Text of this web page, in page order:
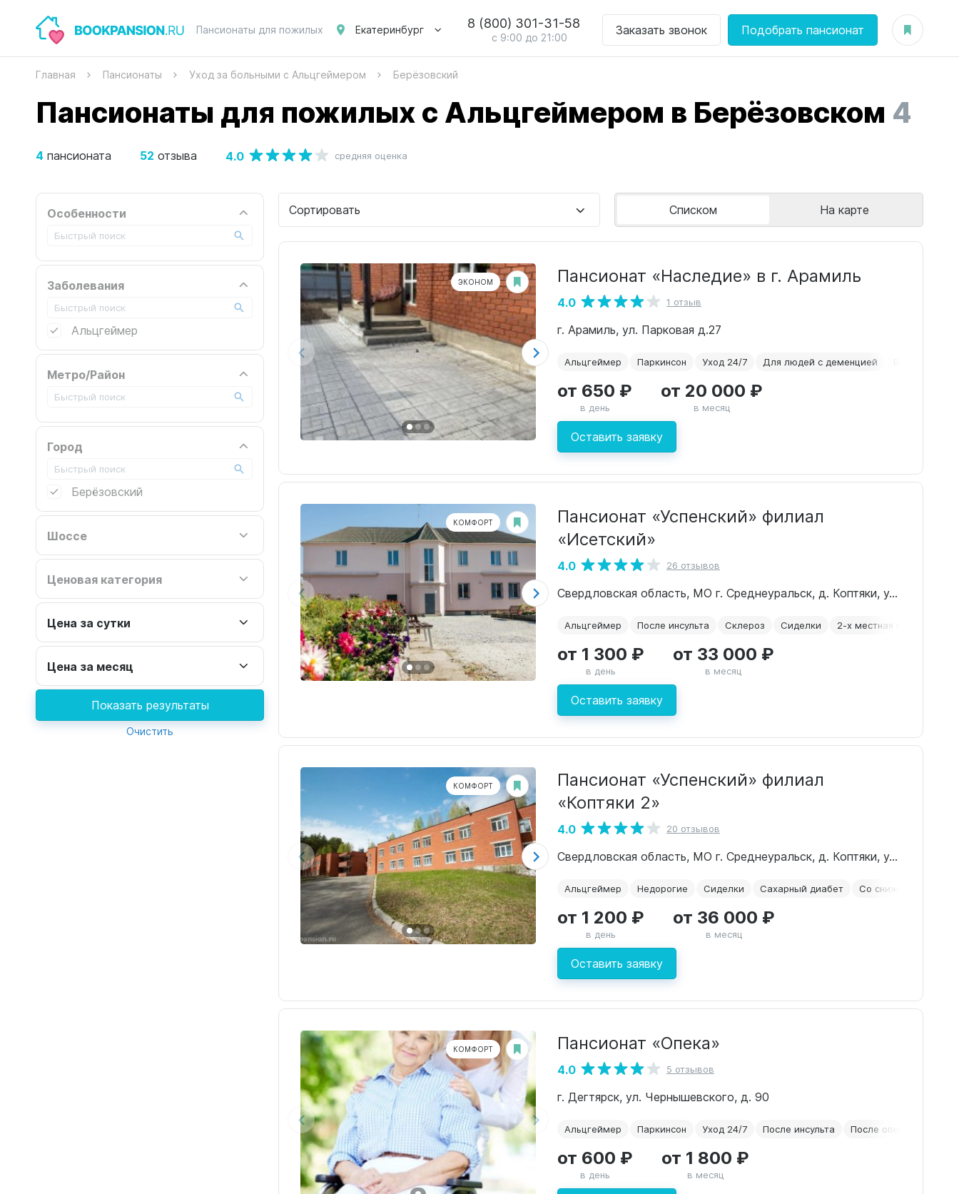
Пансионаты для пожилых Екатеринбург 8 (800) 301-31-58
с 9:00 до 21:00
Заказать звонок Подобрать пансионат
Главная Пансионаты Уход за больными с Альцгеймером Берёзовский
Пансионаты для пожилых с Альцгеймером в Берёзовском 4
4 пансионата 52 отзыва 4.0 средняя оценка
Особенности
Заболевания
Альцгеймер
Метро/Район
Город
Берёзовский
Шоссе
Ценовая категория
Цена за сутки
Цена за месяц
Показать результаты
Очистить
Сортировать Списком На карте
ЭКОНОМ Пансионат «Наследие» в г. Арамиль
4.0 1 отзыв
г. Арамиль, ул. Парковая д.27
Альцгеймер Паркинсон Уход 24/7 Для людей с деменцией
Оставить заявку
от 650 ₽
в день
от 20 000 ₽
в месяц
КОМФОРТ
Пансионат «Успенский» филиал
«Исетский»
4.0 26 отзывов
Свердловская область, МО г. Среднеуральск, д. Коптяки, ул.Исетская 31
Альцгеймер После инсульта Склероз Сиделки 2-х местная комната
Оставить заявку
от 1 300 ₽
в день
от 33 000 ₽
в месяц
КОМФОРТ
Пансионат «Успенский» филиал
«Коптяки 2»
4.0 20 отзывов
Свердловская область, МО г. Среднеуральск, д. Коптяки, ул. Проезжая, 9
Альцгеймер Недорогие Сиделки Сахарный диабет Со сниженным
Оставить заявку
от 1 200 ₽
в день
от 36 000 ₽
в месяц
КОМФОРТ Пансионат «Опека»
4.0 5 отзывов
г. Дегтярск, ул. Чернышевского, д. 90
Альцгеймер Паркинсон Уход 24/7 После инсульта После операций
от 600 ₽
в день
от 1 800 ₽
в месяц